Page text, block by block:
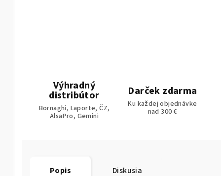
Výhradný
distribútor
Bornaghi, Laporte, ČZ,
AlsaPro, Gemini
Darček zdarma
Ku každej objednávke
nad 300 €
Popis Diskusia